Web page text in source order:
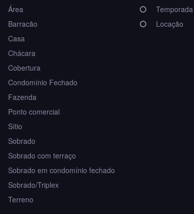
Área
Barracão
Casa
Chácara
Cobertura
Condomínio Fechado
Fazenda
Ponto comercial
Sítio
Sobrado
Sobrado com terraço
Sobrado em condomínio fechado
Sobrado/Triplex
Terreno
Temporada
Locação